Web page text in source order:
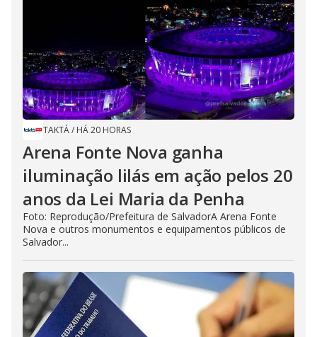
TAKTÁ/ HÁ 20 HORAS
Arena Fonte Nova ganha
iluminação lilás em ação pelos 20
anos da Lei Maria da Penha
Foto: Reprodução/Prefeitura de SalvadorA Arena Fonte
Nova e outros monumentos e equipamentos públicos de
Salvador...